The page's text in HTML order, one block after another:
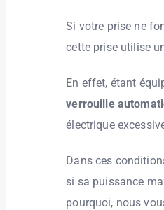
Si votre prise ne
cette prise utilise
En effet, étant
verrouille
électrique
Dans ces
si sa puissance
pourquoi, nous